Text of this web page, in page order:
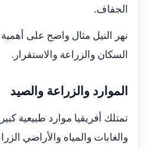
الجفاف.
نهر النيل مثال واضح على
السكان والزراعة والاستقرار.
الموارد والزراعة والصيد
تمتلك أفريقيا موارد طبيعية
والغابات والمياه والأراضي